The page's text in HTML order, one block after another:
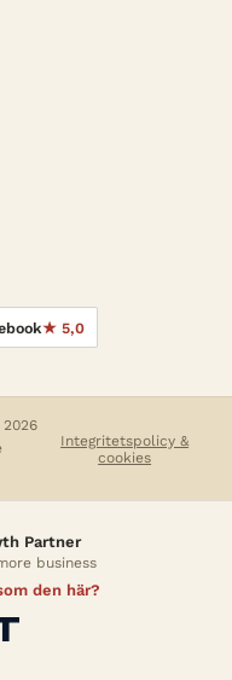
★ 5,0
Integritetspolicy &
cookies
Partner
business
den här?